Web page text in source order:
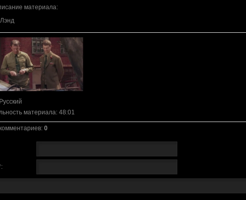
материала:
материала: 48:01
: 0